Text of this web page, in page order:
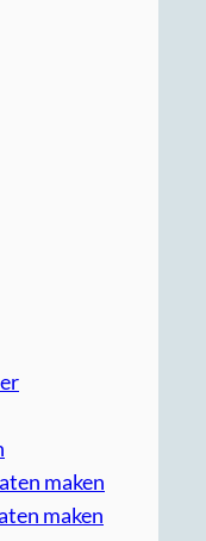
maken
maken